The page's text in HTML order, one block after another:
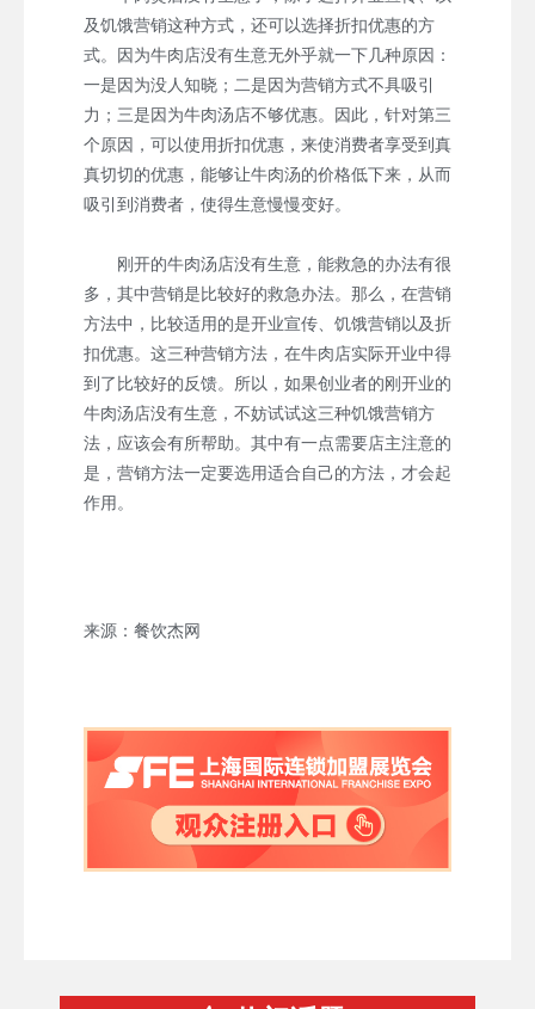
及饥饿营销这种方式，还可以选择折扣优惠的方
式。因为牛肉店没有生意无外乎就一下几种原因：
一是因为没人知晓；二是因为营销方式不具吸引
力；三是因为牛肉汤店不够优惠。因此，针对第三
个原因，可以使用折扣优惠，来使消费者享受到真
真切切的优惠，能够让牛肉汤的价格低下来，从而
吸引到消费者，使得生意慢慢变好。
刚开的牛肉汤店没有生意，能救急的办法有很
多，其中营销是比较好的救急办法。那么，在营销
方法中，比较适用的是开业宣传、饥饿营销以及折
扣优惠。这三种营销方法，在牛肉店实际开业中得
到了比较好的反馈。所以，如果创业者的刚开业的
牛肉汤店没有生意，不妨试试这三种饥饿营销方
法，应该会有所帮助。其中有一点需要店主注意的
是，营销方法一定要选用适合自己的方法，才会起
作用。
来源：餐饮杰网